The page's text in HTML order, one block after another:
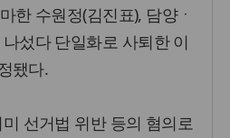
한 수원정(김진표), 담양ㆍ
섰다 단일화로 사퇴한 이
됐다.
선거법 위반 등의 혐의로